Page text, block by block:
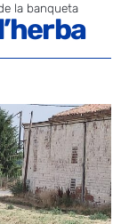
la banqueta